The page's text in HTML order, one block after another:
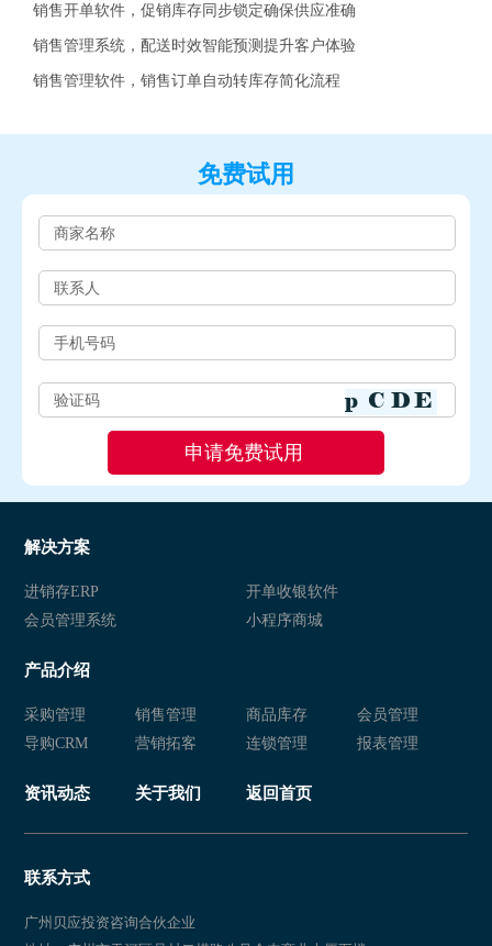
销售开单软件，促销库存同步锁定确保供应准确
销售管理系统，配送时效智能预测提升客户体验
销售管理软件，销售订单自动转库存简化流程
免费试用
解决方案
进销存ERP
开单收银软件
会员管理系统
小程序商城
产品介绍
采购管理 销售管理 商品库存
会员管理
导购CRM
营销拓客 连锁管理 报表管理
资讯动态 关于我们 返回首页
联系方式
广州贝应投资咨询合伙企业